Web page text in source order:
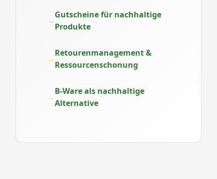
Gutscheine für nachhaltige
Produkte
Retourenmanagement &
Ressourcenschonung
B-Ware als nachhaltige
Alternative